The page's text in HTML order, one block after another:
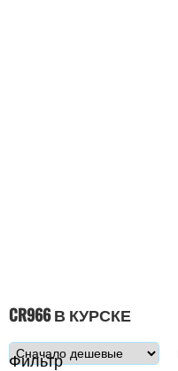
CR966 В КУРСКЕ
Фильтр